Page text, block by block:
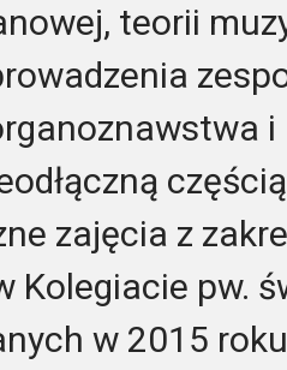
teorii
zajęcia z
Kolegiacie pw.
w 2015